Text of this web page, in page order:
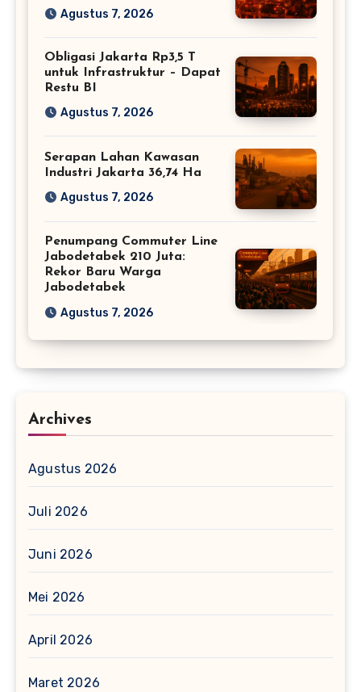
Agustus 7, 2026
Obligasi Jakarta Rp3,5 T
untuk Infrastruktur – Dapat
Restu BI
Agustus 7, 2026
Serapan Lahan Kawasan
Industri Jakarta 36,74 Ha
Agustus 7, 2026
Penumpang Commuter Line
Jabodetabek 210 Juta:
Rekor Baru Warga
Jabodetabek
Agustus 7, 2026
Archives
Agustus 2026
Juli 2026
Juni 2026
Mei 2026
April 2026
Maret 2026